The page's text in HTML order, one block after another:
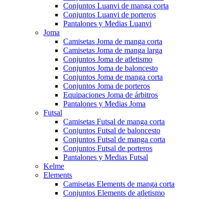
Conjuntos Luanvi de manga corta
Conjuntos Luanvi de porteros
Pantalones y Medias Luanvi
Joma
Camisetas Joma de manga corta
Camisetas Joma de manga larga
Conjuntos Joma de atletismo
Conjuntos Joma de baloncesto
Conjuntos Joma de manga corta
Conjuntos Joma de porteros
Equipaciones Joma de árbitros
Pantalones y Medias Joma
Futsal
Camisetas Futsal de manga corta
Conjuntos Futsal de baloncesto
Conjuntos Futsal de manga corta
Conjuntos Futsal de porteros
Pantalones y Medias Futsal
Kelme
Elements
Camisetas Elements de manga corta
Conjuntos Elements de atletismo